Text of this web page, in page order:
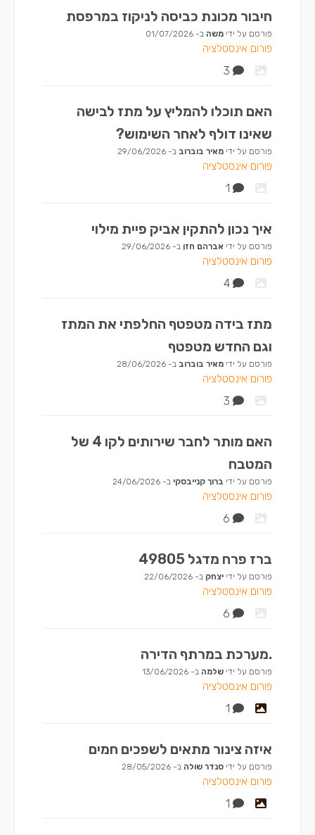
חיבור מכונת כביסה לניקוז במרפסת
פורסם על ידי משה ב- 01/07/2026
פורום אינסטלציה
3
האם תוכלו להמליץ על מתז לבישה
שאינו דולף לאחר השימוש?
פורסם על ידי מאיר בוברוב ב- 29/06/2026
פורום אינסטלציה
1
איך נכון להתקין אביק פיית מילוי
פורסם על ידי אברהם חזן ב- 29/06/2026
פורום אינסטלציה
4
מתז בידה מטפטף החלפתי את המתז
וגם החדש מטפטף
פורסם על ידי מאיר בוברוב ב- 28/06/2026
פורום אינסטלציה
3
האם מותר לחבר שירותים לקו 4 של
המטבח
פורסם על ידי ברוך קנייבסקי ב- 24/06/2026
פורום אינסטלציה
6
ברז פרח מדגל 49805
פורסם על ידי יצחק ב- 22/06/2026
פורום אינסטלציה
6
.מערכת במרתף הדירה
פורסם על ידי שלמה ב- 13/06/2026
פורום אינסטלציה
1
איזה צינור מתאים לשפכים חמים
פורסם על ידי סנדר שולה ב- 28/05/2026
פורום אינסטלציה
1